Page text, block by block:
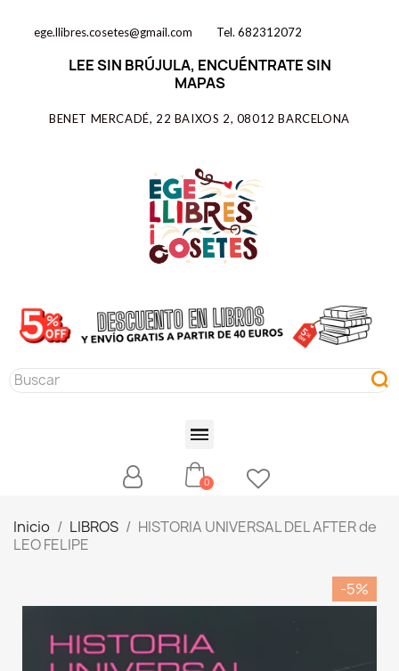
ege.llibres.cosetes@gmail.com Tel. 682312072
LEE SIN BRÚJULA, ENCUÉNTRATE SIN
MAPAS
BENET MERCADÉ, 22 BAIXOS 2, 08012 BARCELONA
Inicio LIBROS
HISTORIA UNIVERSAL DEL AFTER de
LEO FELIPE
-5%